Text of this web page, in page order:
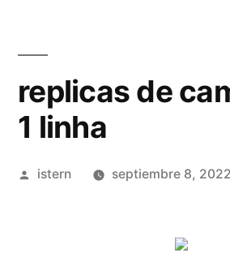
replicas de
1 linha
Publicado
istern septiembre 8, 2022